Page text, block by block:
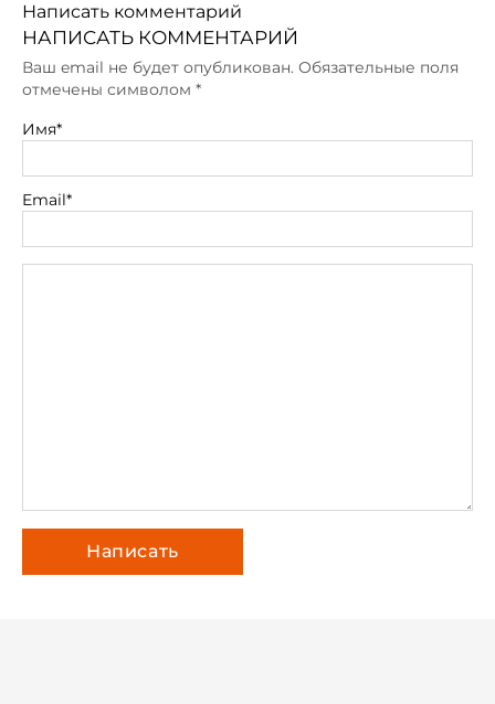
Написать комментарий
НАПИСАТЬ КОММЕНТАРИЙ
Ваш email не будет опубликован. Обязательные поля
отмечены символом *
Имя*
Email*